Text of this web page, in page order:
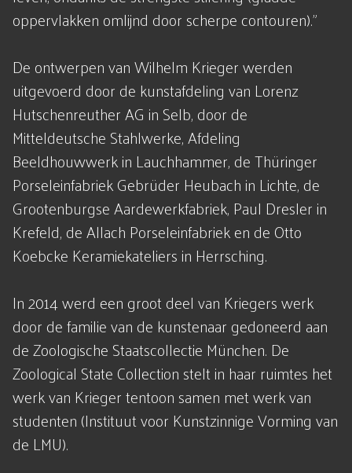
oppervlakken omlijnd door scherpe contouren).”
De ontwerpen van Wilhelm Krieger werden
uitgevoerd door de kunstafdeling van Lorenz
Hutschenreuther AG in Selb, door de
Mitteldeutsche Stahlwerke, Afdeling
Beeldhouwwerk in Lauchhammer, de Thüringer
Porseleinfabriek Gebrüder Heubach in Lichte, de
Grootenburgse Aardewerkfabriek, Paul Dresler in
Krefeld, de Allach Porseleinfabriek en de Otto
Koebcke Keramiekateliers in Herrsching.
In 2014 werd een groot deel van Kriegers werk
door de familie van de kunstenaar gedoneerd aan
de Zoologische Staatscollectie München. De
Zoological State Collection stelt in haar ruimtes het
werk van Krieger tentoon samen met werk van
studenten (Instituut voor Kunstzinnige Vorming van
de LMU).